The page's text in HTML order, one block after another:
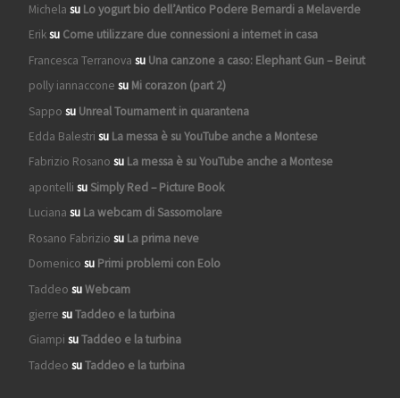
Michela su Lo yogurt bio dell’Antico Podere Bernardi a Melaverde
Eriksu Come utilizzare due connessioni a internet in casa
Francesca Terranova su Una canzone a caso: Elephant Gun – Beirut
polly iannaccone su Mi corazon (part 2)
Sappo su Unreal Tournament in quarantena
Edda Balestri su La messa è su YouTube anche a Montese
Fabrizio Rosano su La messa è su YouTube anche a Montese
apontelli suSimply Red – Picture Book
Luciana su La webcam di Sassomolare
Rosano Fabrizio su La prima neve
Domenico su Primi problemi con Eolo
Taddeo suWebcam
gierre suTaddeo e la turbina
Giampi suTaddeo e la turbina
Taddeo suTaddeo e la turbina